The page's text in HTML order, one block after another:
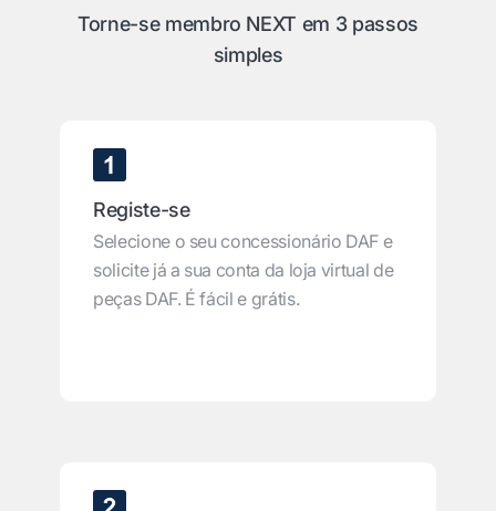
Torne-se membro NEXT em 3 passos
simples
Registe-se
Selecione o seu concessionário DAF e
solicite já a sua conta da loja virtual de
peças DAF. É fácil e grátis.